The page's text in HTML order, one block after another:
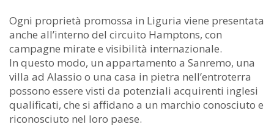
Ogni proprietà promossa in Liguria viene presentata
anche all’interno del circuito Hamptons, con
campagne mirate e visibilità internazionale.
In questo modo, un appartamento a Sanremo, una
villa ad Alassio o una casa in pietra nell’entroterra
possono essere visti da potenziali acquirenti inglesi
qualificati, che si affidano a un marchio conosciuto e
riconosciuto nel loro paese.